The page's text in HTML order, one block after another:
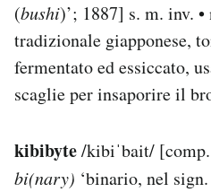
(bushi)’; 1887] s. m. inv.
tradizionale giapponese,
fermentato ed essiccato,
scaglie per insaporire il
kibibyte/kibiˈbait/
bi(nary) ‘binario, nel sign.